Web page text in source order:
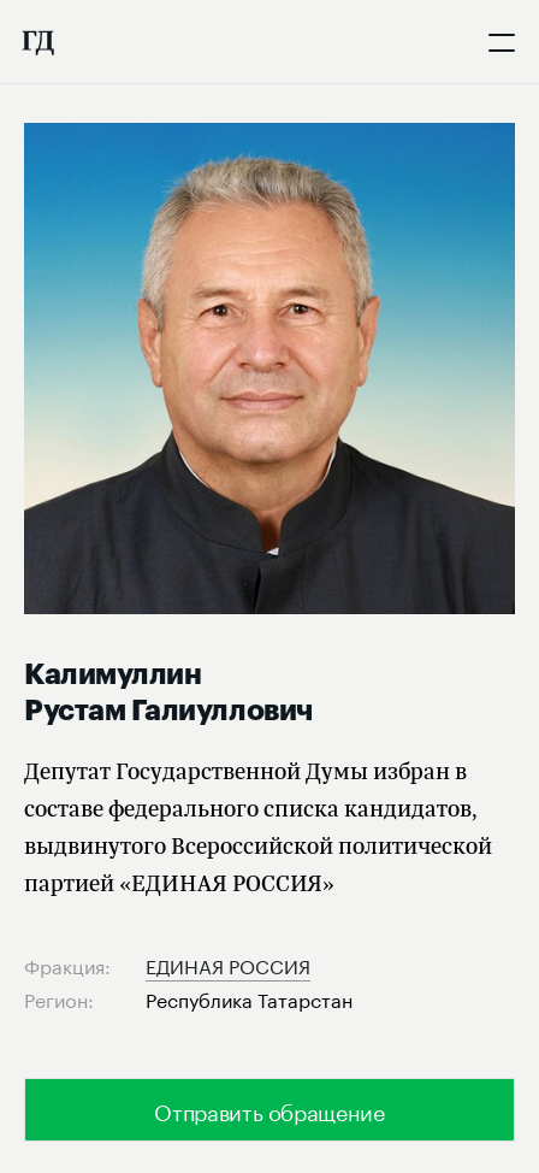
Калимуллин
Рустам Галиуллович
Депутат Государственной Думы избран в
составе федерального списка кандидатов,
выдвинутого Всероссийской политической
партией «ЕДИНАЯ РОССИЯ»
Отправить обращение
Фракция:
ЕДИНАЯ РОССИЯ
Регион:
Республика Татарстан